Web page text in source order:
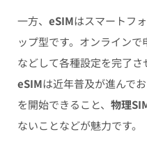
一方、 eSIMはスマートフ
ップ型です。オンライン
などして各種設定を完了さ
eSIMは近年普及が進んで
を開始できること、 物理
ないことなどが魅力です。